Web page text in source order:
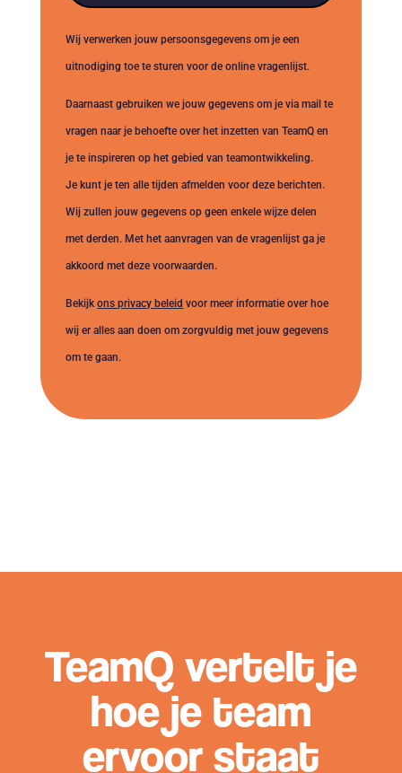
Wij verwerken jouw persoonsgegevens om je een
uitnodiging toe te sturen voor de online vragenlijst.
Daarnaast gebruiken we jouw gegevens om je via mail te
vragen naar je behoefte over het inzetten van TeamQ en
je te inspireren op het gebied van teamontwikkeling.
Je kunt je ten alle tijden afmelden voor deze berichten.
Wij zullen jouw gegevens op geen enkele wijze delen
met derden. Met het aanvragen van de vragenlijst ga je
akkoord met deze voorwaarden.
Bekijkons privacy beleid voor meer informatie over hoe
wij er alles aan doen om zorgvuldig met jouw gegevens
om te gaan.
TeamQ vertelt je
hoe je team
ervoor staat